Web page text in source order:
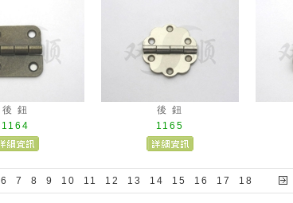
後 鈕
1164
後 鈕
1165
6 7 8 9 10 11 12 13 14 15 16 17 18